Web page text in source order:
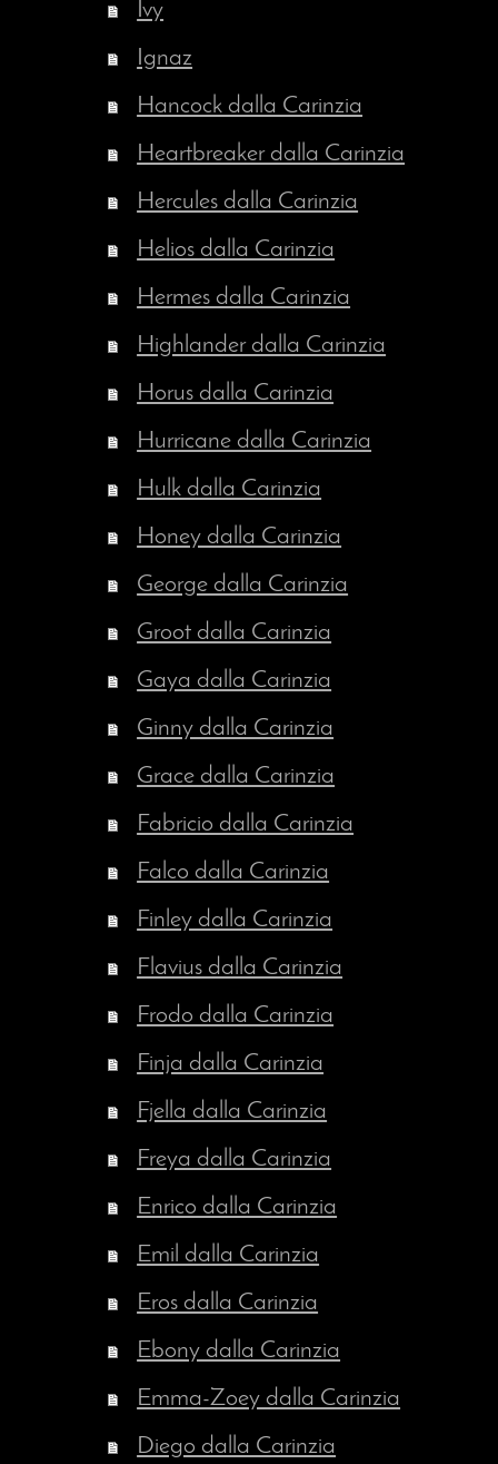
Ivy
Ignaz
Hancock dalla Carinzia
Heartbreaker dalla Carinzia
Hercules dalla Carinzia
Helios dalla Carinzia
Hermes dalla Carinzia
Highlander dalla Carinzia
Horus dalla Carinzia
Hurricane dalla Carinzia
Hulk dalla Carinzia
Honey dalla Carinzia
George dalla Carinzia
Groot dalla Carinzia
Gaya dalla Carinzia
Ginny dalla Carinzia
Grace dalla Carinzia
Fabricio dalla Carinzia
Falco dalla Carinzia
Finley dalla Carinzia
Flavius dalla Carinzia
Frodo dalla Carinzia
Finja dalla Carinzia
Fjella dalla Carinzia
Freya dalla Carinzia
Enrico dalla Carinzia
Emil dalla Carinzia
Eros dalla Carinzia
Ebony dalla Carinzia
Emma-Zoey dalla Carinzia
Diego dalla Carinzia